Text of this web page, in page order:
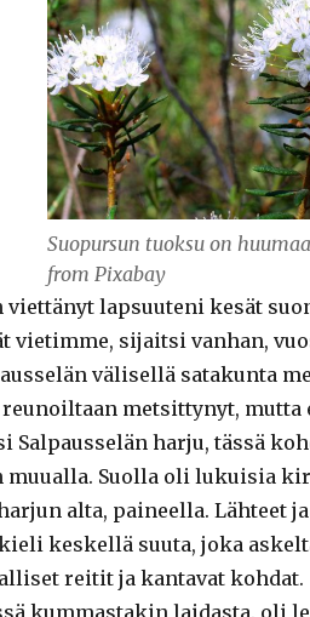
Suopursun tuoksu on
from Pixabay
viettänyt lapsuuteni kesät
vietimme, sijaitsi vanhan,
välisellä satakunta
reunoiltaan metsittynyt,
Salpausselän harju, tässä
muualla. Suolla oli lukuisia
alta, paineella. Lähteet
keskellä suuta, joka
reitit ja kantavat